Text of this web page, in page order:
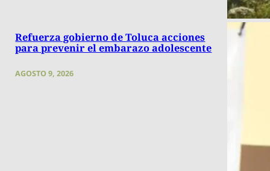
Refuerza gobierno de Toluca acciones
para prevenir el embarazo adolescente
AGOSTO 9, 2026